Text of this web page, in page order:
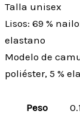
Talla unisex
Lisos: 69 %
elastano
Modelo de
poliéster, 5 %
Peso